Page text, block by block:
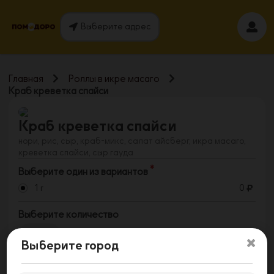
Выберите адрес
Главная
Роллы в икре масаго
Краб креветка спайси
Краб креветка спайси
Выберите один из вариантов
1 г 0
Выберите количество
Выберите город